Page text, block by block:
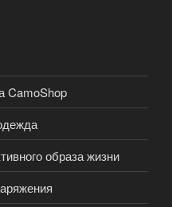
CamoShop
образа жизни